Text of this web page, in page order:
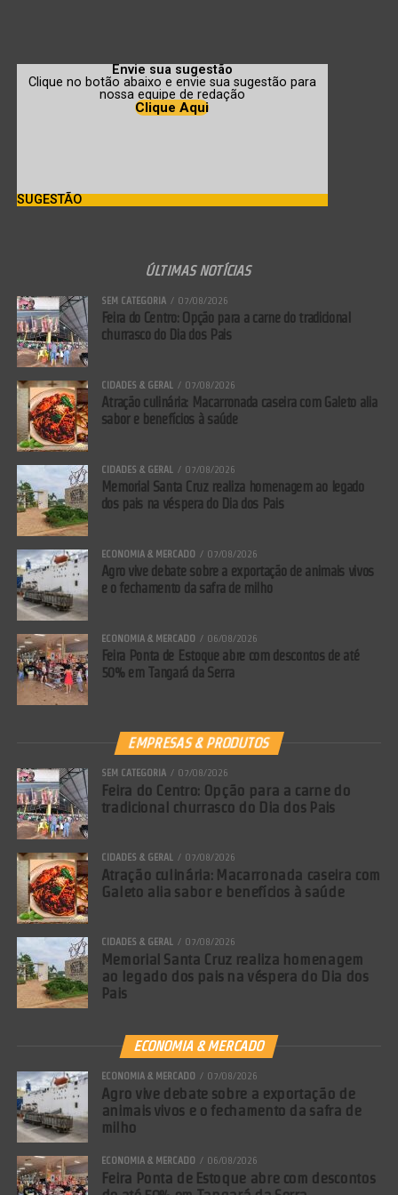
Envie sua sugestão
Clique no botão abaixo e envie sua sugestão para
nossa equipe de redação
Clique Aqui
SUGESTÃO
ÚLTIMAS NOTÍCIAS
SEM CATEGORIA 07/08/2026
Feira do Centro: Opção para a carne do tradicional
churrasco do Dia dos Pais
CIDADES & GERAL 07/08/2026
Atração culinária: Macarronada caseira com Galeto alia
sabor e benefícios à saúde
CIDADES & GERAL 07/08/2026
Memorial Santa Cruz realiza homenagem ao legado
dos pais na véspera do Dia dos Pais
ECONOMIA & MERCADO 07/08/2026
Agro vive debate sobre a exportação de animais vivos
e o fechamento da safra de milho
ECONOMIA & MERCADO 06/08/2026
Feira Ponta de Estoque abre com descontos de até
50% em Tangará da Serra
EMPRESAS & PRODUTOS
SEM CATEGORIA 07/08/2026
Feira do Centro: Opção para a carne do
tradicional churrasco do Dia dos Pais
CIDADES & GERAL 07/08/2026
Atração culinária: Macarronada caseira com
Galeto alia sabor e benefícios à saúde
CIDADES & GERAL 07/08/2026
Memorial Santa Cruz realiza homenagem
ao legado dos pais na véspera do Dia dos
Pais
ECONOMIA & MERCADO
ECONOMIA & MERCADO 07/08/2026
Agro vive debate sobre a exportação de
animais vivos e o fechamento da safra de
milho
ECONOMIA & MERCADO 06/08/2026
Feira Ponta de Estoque abre com descontos